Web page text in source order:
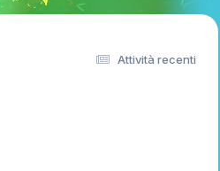
Attività recenti